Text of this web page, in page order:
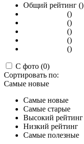
Общий рейтинг ()
()
()
()
()
()
С фото (0)
Сортировать по:
Самые новые
Самые новые
Самые старые
Высокий рейтинг
Низкий рейтинг
Самые полезные